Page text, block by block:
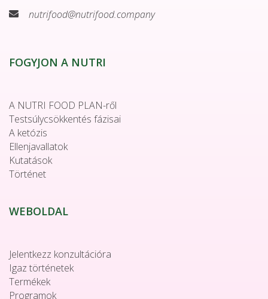
nutrifood@nutrifood.company
FOGYJON A NUTRI
A NUTRI FOOD PLAN-ről
Testsúlycsökkentés fázisai
A ketózis
Ellenjavallatok
Kutatások
Történet
WEBOLDAL
Jelentkezz konzultációra
Igaz történetek
Termékek
Programok